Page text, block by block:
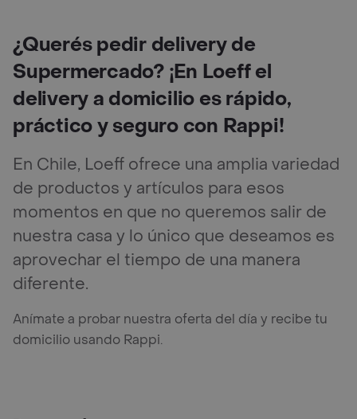
¿Querés pedir delivery de
Supermercado? ¡En Loeff el
delivery a domicilio es rápido,
práctico y seguro con Rappi!
En Chile, Loeff ofrece una amplia variedad
de productos y artículos para esos
momentos en que no queremos salir de
nuestra casa y lo único que deseamos es
aprovechar el tiempo de una manera
diferente.
Anímate a probar nuestra oferta del día y recibe tu
domicilio usando Rappi.